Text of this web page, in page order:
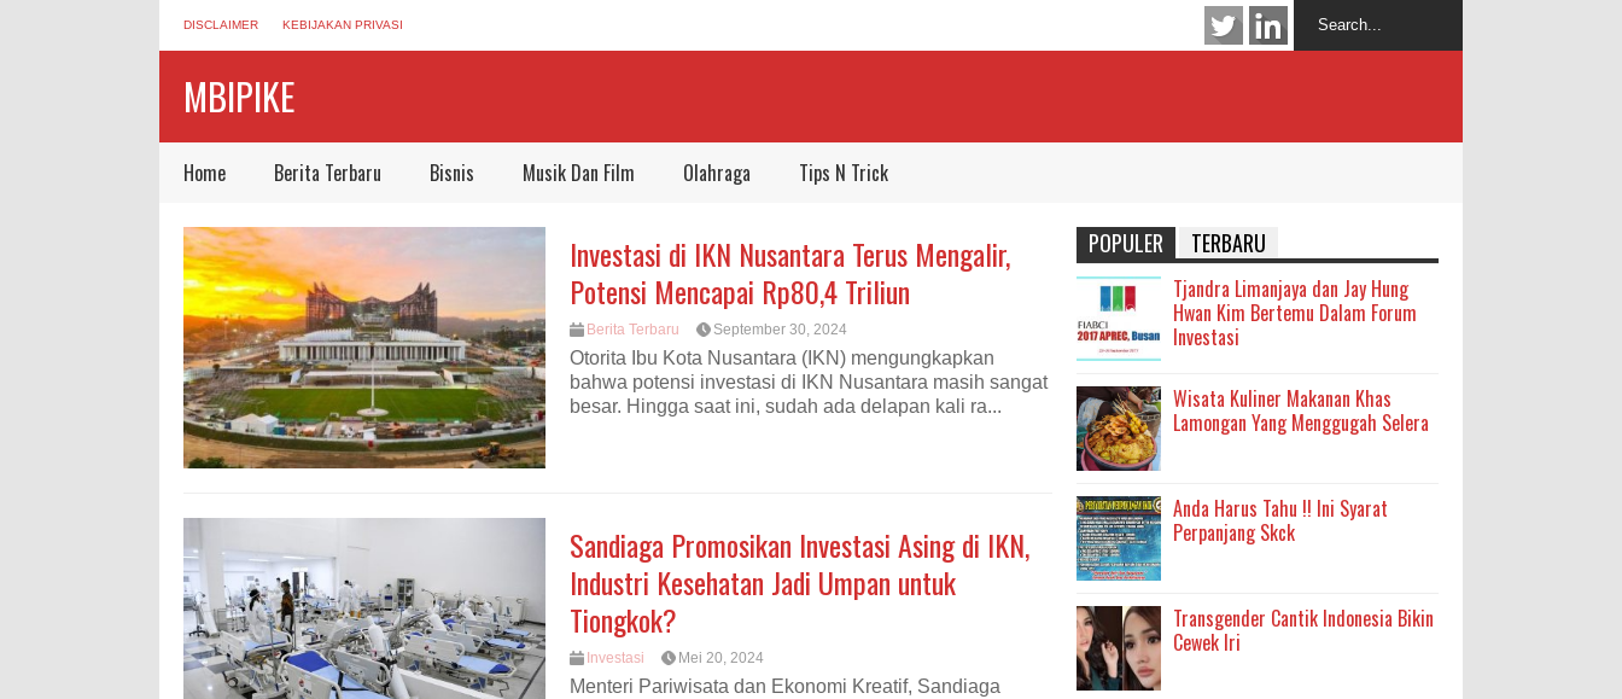
DISCLAIMER KEBIJAKAN PRIVASI
MBIPIKE
Home Berita Terbaru Bisnis Musik Dan Film Olahraga Tips N Trick
Investasi di IKN Nusantara Terus Mengalir,
Potensi Mencapai Rp80,4 Triliun
Berita Terbaru September 30, 2024
Otorita Ibu Kota Nusantara (IKN) mengungkapkan
bahwa potensi investasi di IKN Nusantara masih sangat
besar. Hingga saat ini, sudah ada delapan kali ra...
Sandiaga Promosikan Investasi Asing di IKN,
Industri Kesehatan Jadi Umpan untuk
Tiongkok?
Investasi Mei 20, 2024
Menteri Pariwisata dan Ekonomi Kreatif, Sandiaga
POPULER TERBARU
Tjandra Limanjaya dan Jay Hung
Hwan Kim Bertemu Dalam Forum
Investasi
Wisata Kuliner Makanan Khas
Lamongan Yang Menggugah Selera
Anda Harus Tahu !! Ini Syarat
Perpanjang Skck
Transgender Cantik Indonesia Bikin
Cewek Iri